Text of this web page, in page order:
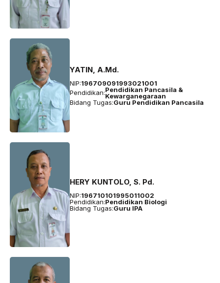
YATIN, A.Md.
NIP:196709091993021001
Pendidikan:Pendidikan Pancasila &
Kewarganegaraan
Bidang Tugas:Guru Pendidikan Pancasila
HERY KUNTOLO, S. Pd.
NIP:196710101995011002
Pendidikan:Pendidikan Biologi
Bidang Tugas:Guru IPA